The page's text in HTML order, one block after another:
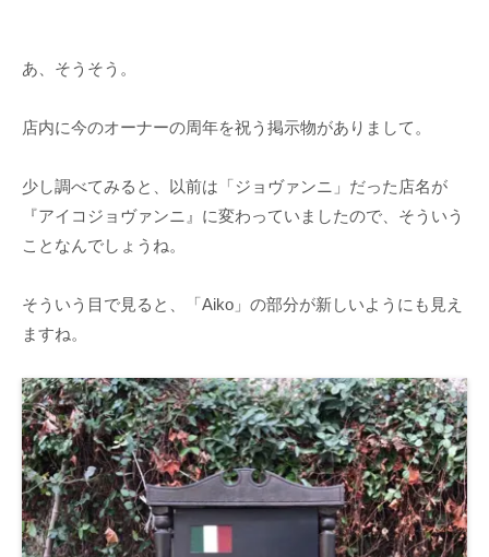
あ、そうそう。
店内に今のオーナーの周年を祝う掲示物がありまして。
少し調べてみると、以前は「ジョヴァンニ」だった店名が
『アイコジョヴァンニ』に変わっていましたので、そういう
ことなんでしょうね。
そういう目で見ると、「Aiko」の部分が新しいようにも見え
ますね。